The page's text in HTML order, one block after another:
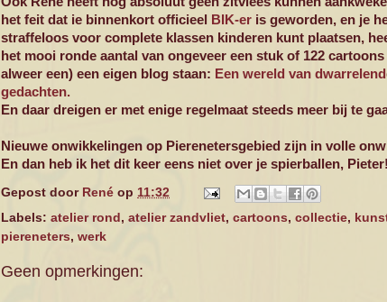
het feit dat ie binnenkort officieel BIK-er is geworden, en je
straffeloos voor complete klassen kinderen kunt plaatsen,
het mooi ronde aantal van ongeveer een stuk of 122
alweer een) een eigen blog staan: Een wereld van
gedachten.
En daar dreigen er met enige regelmaat steeds meer bij te
Nieuwe onwikkelingen op Pierenetersgebied zijn in volle
En dan heb ik het dit keer eens niet over je spierballen, Pieter!
Gepost door René op 11:32
Labels: atelier rond , atelier zandvliet, cartoons, collectie,
piereneters, werk
Geen opmerkingen: